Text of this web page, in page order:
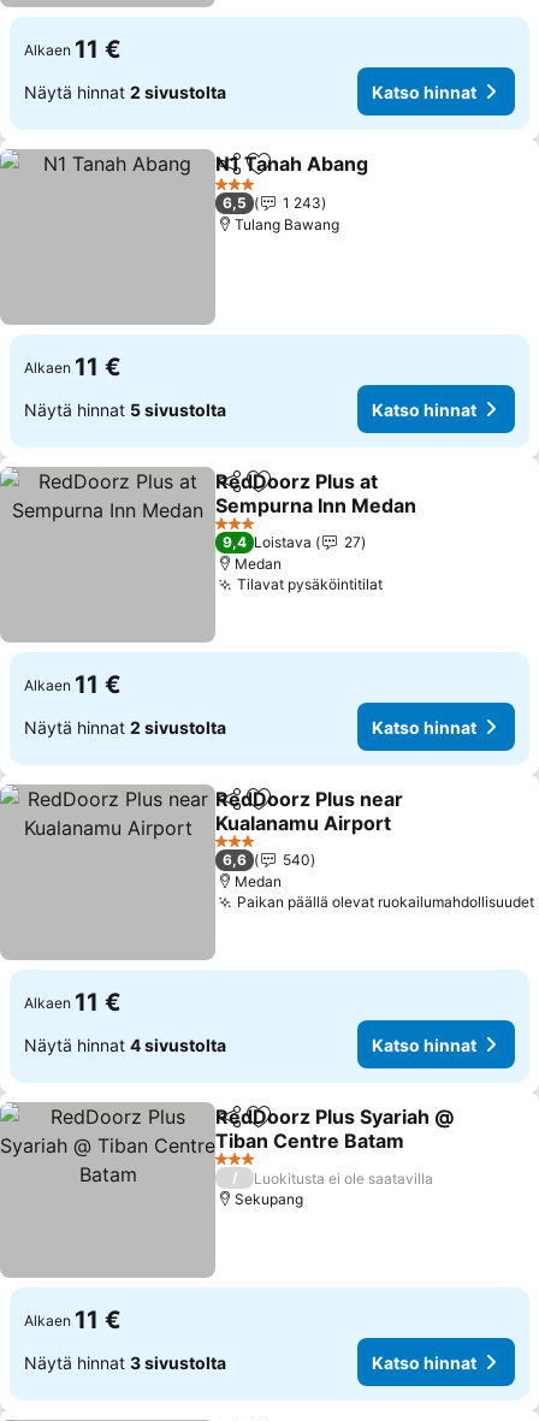
Alkaen 11 €
Näytä hinnat 2 sivustolta Katso hinnat
Jaa Lisää suosikkeihin
N1 Tanah Abang
3 Tähtiluokitus
6,5
1 243
Tulang Bawang
Alkaen 11 €
Näytä hinnat 5 sivustolta Katso hinnat
Jaa Lisää suosikkeihin
RedDoorz Plus at
Sempurna Inn Medan
3 Tähtiluokitus
9,4 Loistava
27
Medan
Tilavat pysäköintitilat
Alkaen 11 €
Näytä hinnat 2 sivustolta Katso hinnat
Jaa Lisää suosikkeihin
RedDoorz Plus near
Kualanamu Airport
3 Tähtiluokitus
6,6
540
Medan
Paikan päällä olevat ruokailumahdollisuudet
Alkaen 11 €
Näytä hinnat 4 sivustolta Katso hinnat
Jaa Lisää suosikkeihin
RedDoorz Plus Syariah @
Tiban Centre Batam
3 Tähtiluokitus
/
Luokitusta ei ole saatavilla
Sekupang
Alkaen 11 €
Näytä hinnat 3 sivustolta Katso hinnat